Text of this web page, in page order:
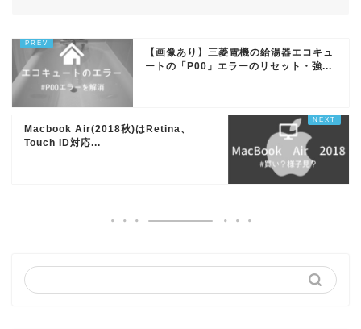
【画像あり】三菱電機の給湯器エコキュ
ートの「P00」エラーのリセット・強...
Macbook Air(2018秋)はRetina、
Touch ID対応...